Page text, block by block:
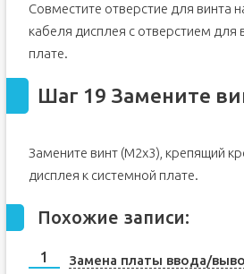
Совместите отверстие для винта
кабеля дисплея с отверстием для
плате.
Шаг 19 Замените
Замените винт (M2x3), крепящий
дисплея к системной плате.
Похожие записи:
Замена платы ввода/